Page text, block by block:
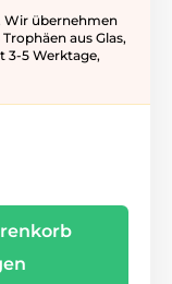
Wir übernehmen
aus Glas,
3-5 ​​Werktage,